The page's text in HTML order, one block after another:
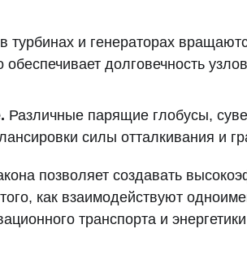
турбинах и генераторах
долговечность
Различные парящие глобусы,
силы отталкивания и
позволяет создавать
как взаимодействуют
транспорта и